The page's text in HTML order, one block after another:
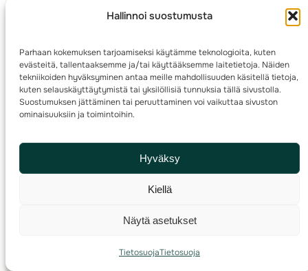
Hallinnoi suostumusta
Parhaan kokemuksen tarjoamiseksi käytämme teknologioita, kuten
evästeitä, tallentaaksemme ja/tai käyttääksemme laitetietoja. Näiden
tekniikoiden hyväksyminen antaa meille mahdollisuuden käsitellä tietoja,
kuten selauskäyttäytymistä tai yksilöllisiä tunnuksia tällä sivustolla.
Suostumuksen jättäminen tai peruuttaminen voi vaikuttaa sivuston
ominaisuuksiin ja toimintoihin.
Hyväksy
Kiellä
Näytä asetukset
TietosuojaTietosuoja
Seura­kehittäminen
Kartoitus
Ratamestari
© 2025 ·Suomen Suunnistusliitto· Valimotie 10, 00380 Helsinki, Finland
info(a)suunnistusliitto.fi,Rastilipun asiat: rastilippu(a)suunnistusliitto.fi
Kilpailut ja kuntorastit – Rastilippu:::Rastilipun ohjeet